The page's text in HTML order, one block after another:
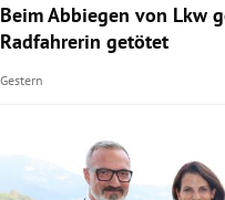
Beim Abbiegen von Lkw
Radfahrerin getötet
Gestern